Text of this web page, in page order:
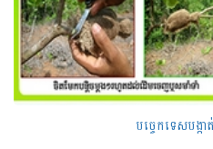
បច្ចេកទេសបង្ក